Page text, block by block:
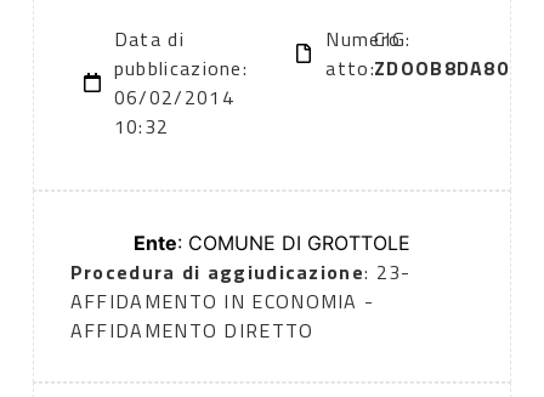
Data di
pubblicazione:
06/02/2014
10:32
Numero
atto:
CIG:
ZDOOB8DA80
Ente: COMUNE DI GROTTOLE
Procedura di aggiudicazione: 23-
AFFIDAMENTO IN ECONOMIA -
AFFIDAMENTO DIRETTO